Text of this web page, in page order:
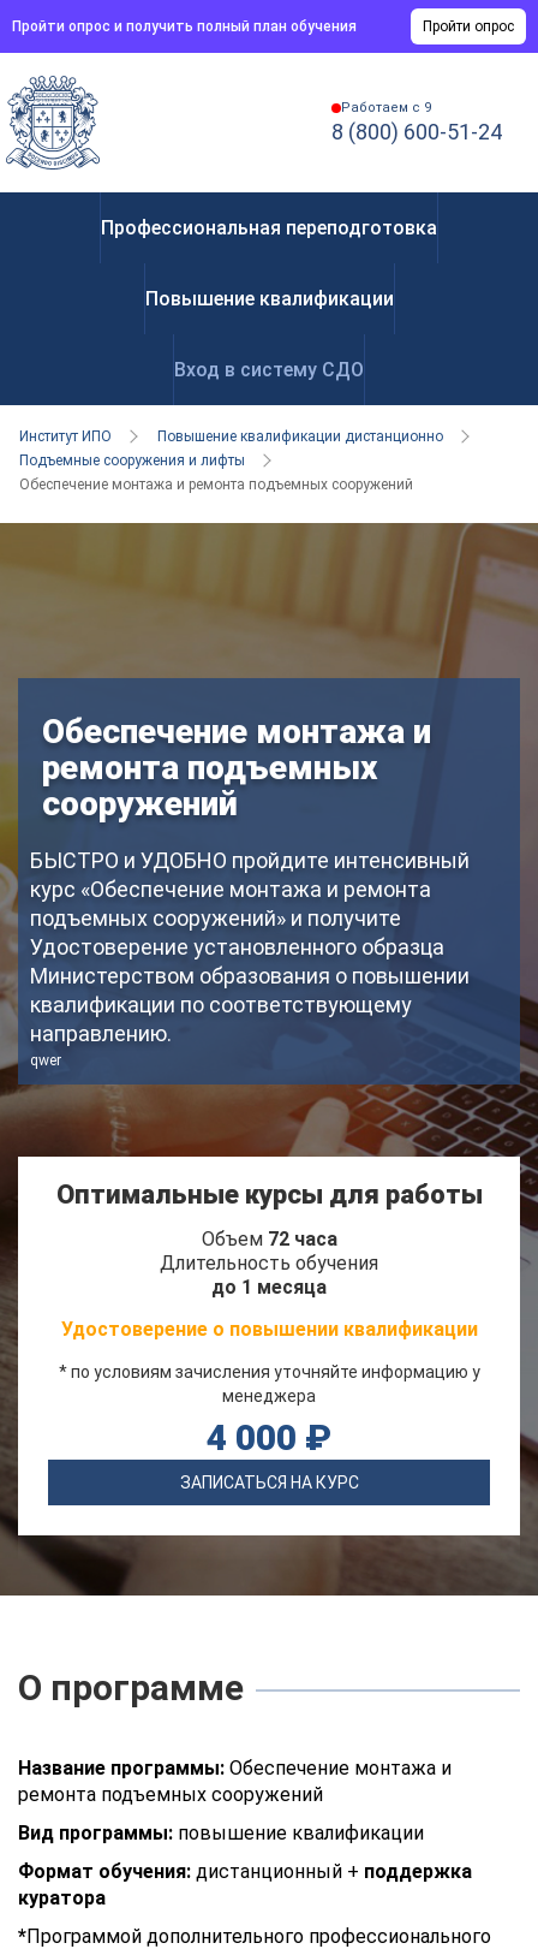
Пройти опрос и получить полный план обучения Пройти опрос
Работаем с 9
8 (800) 600-51-24
Профессиональная переподготовка
Повышение квалификации
Вход в систему СДО
Институт ИПО
Повышение квалификации дистанционно
Подъемные сооружения и лифты
Обеспечение монтажа и ремонта подъемных сооружений
Обеспечение монтажа и
ремонта подъемных
сооружений
БЫСТРО и УДОБНО пройдите интенсивный
курс «Обеспечение монтажа и ремонта
подъемных сооружений» и получите
Удостоверение установленного образца
Министерством образования о повышении
квалификации по соответствующему
направлению.
qwer
Оптимальные курсы для работы
Объем 72 часа
Длительность обучения
до 1 месяца
Удостоверение о повышении квалификации
* по условиям зачисления уточняйте информацию у
менеджера
4 000 ₽
ЗАПИСАТЬСЯ НА КУРС
О программе
Название программы: Обеспечение монтажа и
ремонта подъемных сооружений
Вид программы: повышение квалификации
Формат обучения: дистанционный + поддержка
куратора
*Программой дополнительного профессионального